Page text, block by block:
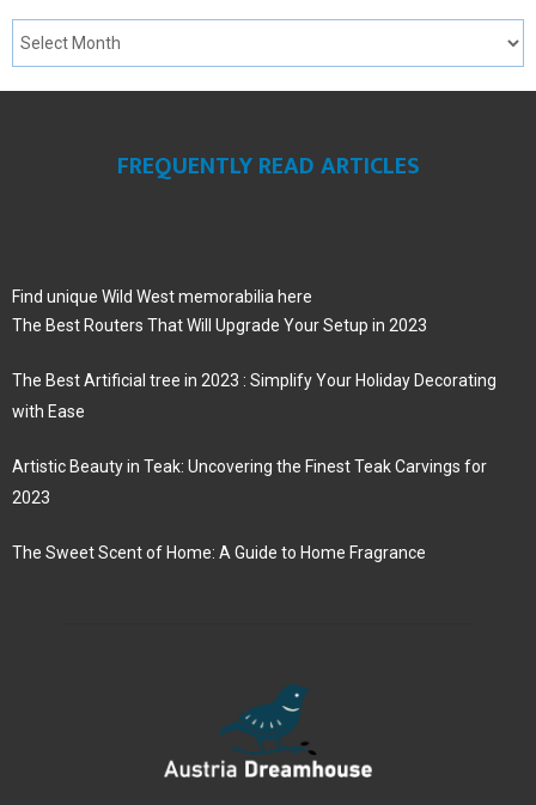
FREQUENTLY READ ARTICLES
Find unique Wild West memorabilia here
The Best Routers That Will Upgrade Your Setup in 2023
The Best Artificial tree in 2023 : Simplify Your Holiday Decorating
with Ease
Artistic Beauty in Teak: Uncovering the Finest Teak Carvings for
2023
The Sweet Scent of Home: A Guide to Home Fragrance